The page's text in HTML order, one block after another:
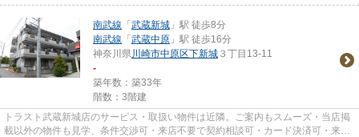
南武線 「武蔵新城 」駅 徒歩8分
南武線 「武蔵中原 」駅 徒歩16分
神奈川県川崎市中原区下新城 ３丁目13-11
-
築年数：築33年
階数：3階建
トラスト武蔵新城店のサービス・取扱い物件は近隣。ご案内もスムーズ・当店掲
載以外の物件も見学、条件交渉可・来店不要で契約相談可・カード決済可・来店